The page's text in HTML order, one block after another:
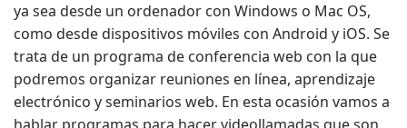
ya sea desde un ordenador con Windows o Mac OS,
como desde dispositivos móviles con Android y iOS. Se
trata de un programa de conferencia web con la que
podremos organizar reuniones en línea, aprendizaje
electrónico y seminarios web. En esta ocasión vamos a